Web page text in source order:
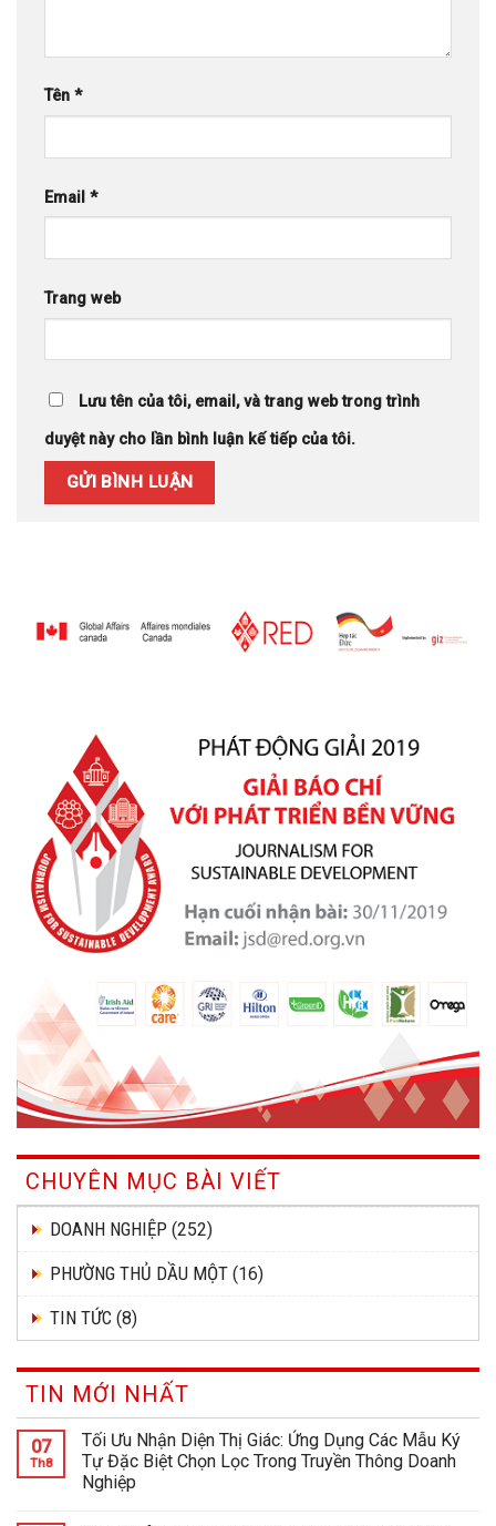
Tên *
Email *
Trang web
Lưu tên của tôi, email, và trang web trong trình
duyệt này cho lần bình luận kế tiếp của tôi.
CHUYÊN MỤC BÀI VIẾT
DOANH NGHIỆP (252)
PHƯỜNG THỦ DẦU MỘT (16)
TIN TỨC (8)
TIN MỚI NHẤT
07
Th8
Tối Ưu Nhận Diện Thị Giác: Ứng Dụng Các Mẫu Ký
Tự Đặc Biệt Chọn Lọc Trong Truyền Thông Doanh
Nghiệp